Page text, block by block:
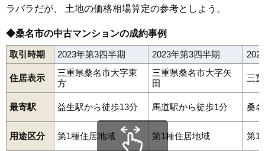
ラバラだが、 土地の価格相場算定の参考としよう。
◆桑名市の中古マンションの成約事例
取引時期 2023年第3四半期 2023年第3四半期
住居表示
三重県桑名市大字東
方
三重県桑名市大字矢
田
三
最寄駅 益生駅から徒歩13分 馬道駅から徒歩1分 桑
用途区分 第1種住居地域 第1種住居地域 第1